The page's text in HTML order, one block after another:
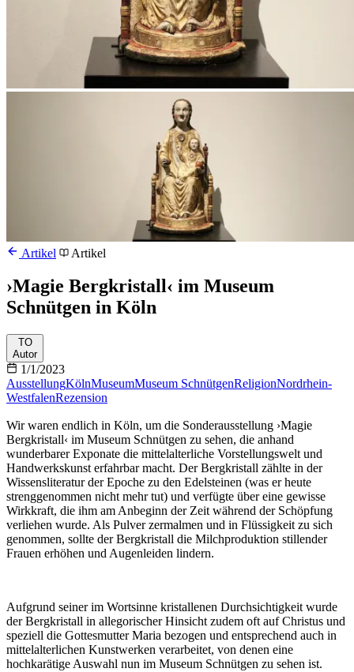
Artikel Artikel
›Magie Bergkristall‹ im Museum
Schnütgen in Köln
TO
Autor
1/1/2023
AusstellungKölnMuseumMuseum SchnütgenReligionNordrhein-
WestfalenRezension
Wir waren endlich in Köln, um die Sonderausstellung ›Magie
Bergkristall‹ im Museum Schnütgen zu sehen, die anhand
wunderbarer Exponate die mittelalterliche Vorstellungswelt und
Handwerkskunst erfahrbar macht. Der Bergkristall zählte in der
Wissensliteratur der Epoche zu den Edelsteinen (was er heute
strenggenommen nicht mehr tut) und verfügte über eine gewisse
Wirkkraft, die ihm am Anbeginn der Zeit während der Schöpfung
verliehen wurde. Als Pulver zermalmen und in Flüssigkeit zu sich
genommen, sollte der Bergkristall die Milchproduktion stillender
Frauen erhöhen und Augenleiden lindern.
Aufgrund seiner im Wortsinne kristallenen Durchsichtigkeit wurde
der Bergkristall in allegorischer Hinsicht zudem oft auf Christus und
speziell die Gottesmutter Maria bezogen und entsprechend auch in
mittelalterlichen Kunstwerken verarbeitet, von denen eine
hochkarätige Auswahl nun im Museum Schnütgen zu sehen ist.